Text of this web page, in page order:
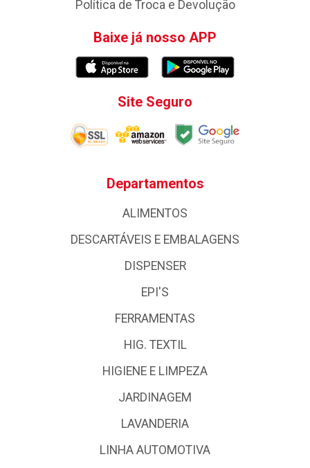
Política de Troca e Devolução
Baixe já nosso APP
Site Seguro
Departamentos
ALIMENTOS
DESCARTÁVEIS E EMBALAGENS
DISPENSER
EPI'S
FERRAMENTAS
HIG. TEXTIL
HIGIENE E LIMPEZA
JARDINAGEM
LAVANDERIA
LINHA AUTOMOTIVA